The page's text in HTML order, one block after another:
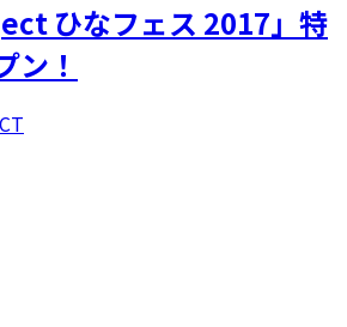
ひなフェス 2017」特
ン！